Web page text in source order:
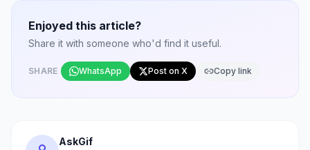
Enjoyed this article?
Share it with someone who'd find it useful.
SHARE WhatsApp Post on X Copy link
AskGif